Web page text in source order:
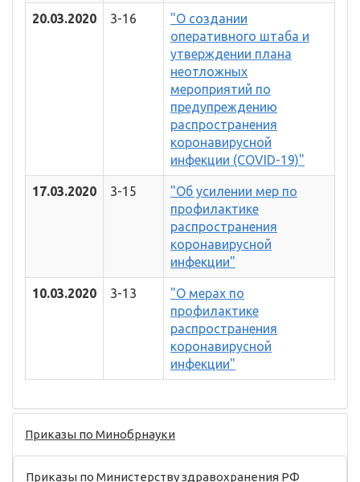
20.03.2020 3-16
"О создании
оперативного штаба и
утверждении плана
неотложных
мероприятий по
предупреждению
распространения
коронавирусной
инфекции (COVID-19)"
17.03.2020 3-15
"Об усилении мер по
профилактике
распространения
коронавирусной
инфекции"
10.03.2020 3-13
"О мерах по
профилактике
распространения
коронавирусной
инфекции"
Приказы по Минобрнауки
Приказы по Министерству здравохранения РФ